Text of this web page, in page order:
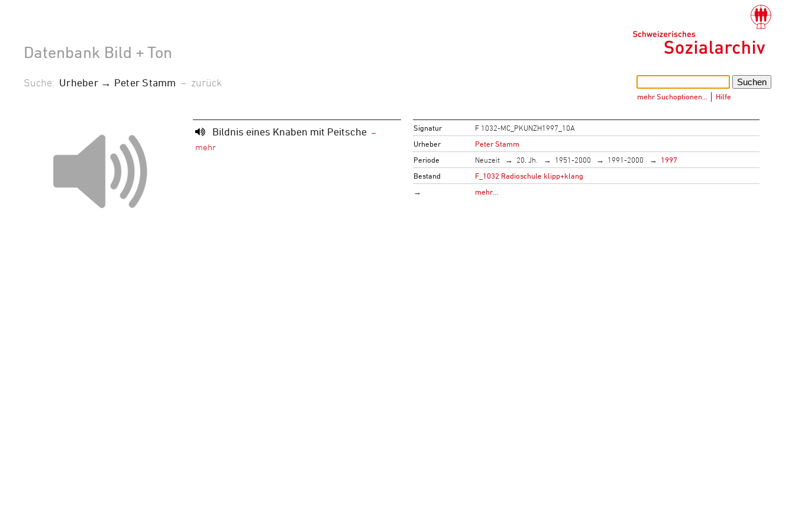
Datenbank Bild + Ton
mehr Suchoptionen… Hilfe
Suche: Urheber → Peter Stamm – zurück
Bildnis eines Knaben mit Peitsche Signatur
F 1032-MC_PKUNZH1997_10A
Urheber
Peter Stamm
Periode
Neuzeit 20. Jh. 1951-2000 1991-2000
1997
Bestand
F_1032 Radioschule klipp+klang
→
mehr…